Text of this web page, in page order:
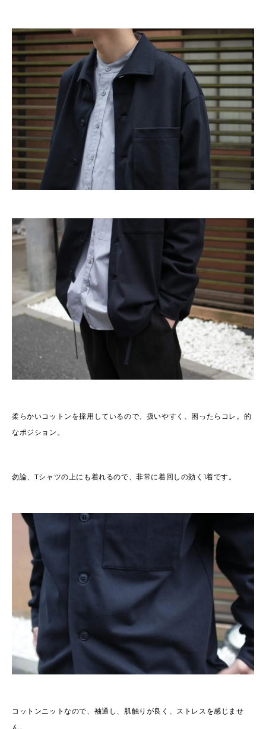
柔らかいコットンを採用しているので、扱いやすく、困ったらコレ。的
なポジション。
勿論、Tシャツの上にも着れるので、非常に着回しの効く1着です。
コットンニットなので、袖通し、肌触りが良く、ストレスを感じませ
ん。